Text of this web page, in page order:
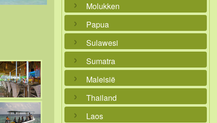
Molukken
Papua
Sulawesi
Sumatra
Maleisië
Thailand
Laos